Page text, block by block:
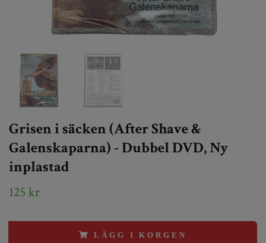
Grisen i säcken (After Shave &
Galenskaparna) - Dubbel DVD, Ny
inplastad
125 kr
LÄGG I KORGEN